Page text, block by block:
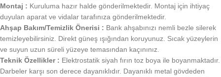
Montaj : Kuruluma hazır halde gönderilmektedir. Montaj için ihtiyaç
duyulan aparat ve vidalar tarafınıza gönderilmektedir.
Ahşap Bakım/Temizlik Önerisi : Bank ahşabınızı nemli bezle silerek
temizleyebilirsiniz. Direkt güneş ışığından koruyunuz. Sıcak yüzeylerin
ve suyun uzun süreli yüzeye temasından kaçınınız.
Teknik Özellikler : Elektrostatik siyah fırın toz boya ile boyanmaktadır.
Darbeler karşı son derece dayanıklıdır. Dayanıklı metal gövdeden